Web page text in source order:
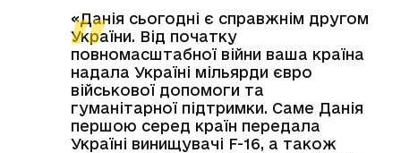
«Данія сьогодні є справжнім другом
України. Від початку
повномасштабної війни ваша країна
надала Україні мільярди євро
військової допомоги та
гуманітарної підтримки. Саме Данія
першою серед країн передала
Україні винищувачі F-16, а також